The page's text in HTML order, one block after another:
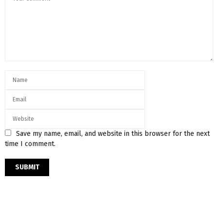
Save my name, email, and website in this browser for the next
time I comment.